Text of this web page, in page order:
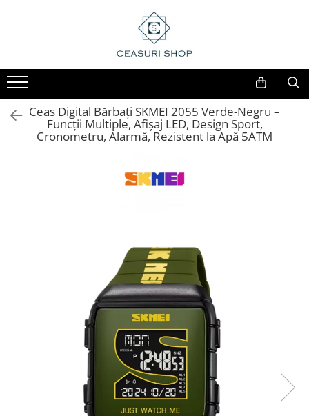
Ceas Digital Bărbați SKMEI 2055 Verde-Negru –
Funcții Multiple, Afișaj LED, Design Sport,
Cronometru, Alarmă, Rezistent la Apă 5ATM